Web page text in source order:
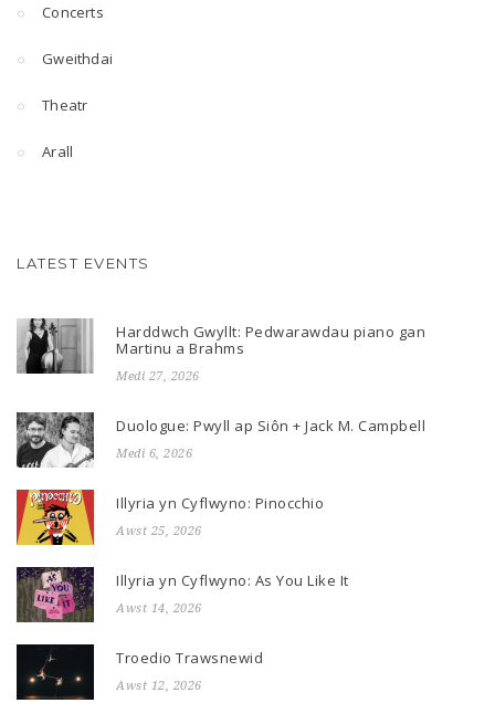
Concerts
Gweithdai
Theatr
Arall
LATEST EVENTS
Harddwch Gwyllt: Pedwarawdau piano gan
Martinu a Brahms
Medi 27, 2026
Duologue: Pwyll ap Siôn + Jack M. Campbell
Medi 6, 2026
Illyria yn Cyflwyno: Pinocchio
Awst 25, 2026
Illyria yn Cyflwyno: As You Like It
Awst 14, 2026
Troedio Trawsnewid
Awst 12, 2026